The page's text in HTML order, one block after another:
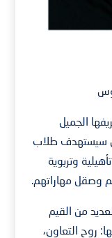
الجميل
سيستهدف طلاب
وتربوية
وصقل مهاراتهم.
من القيم
روح التعاون،